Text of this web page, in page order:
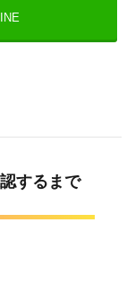
するまで